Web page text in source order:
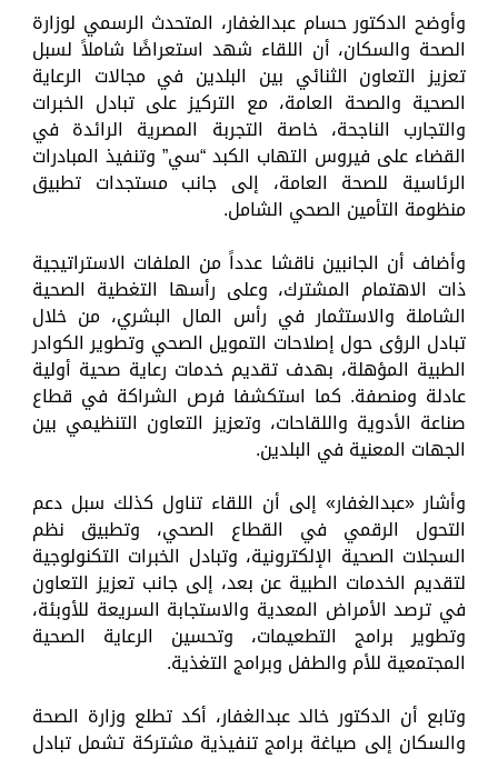
وأوضح الدكتور حسام عبدالغفار، المتحدث الرسمي لوزارة
الصحة والسكان، أن اللقاء شهد استعراضًا شاملاً لسبل
تعزيز التعاون الثنائي بين البلدين في مجالات الرعاية
الصحية والصحة العامة، مع التركيز على تبادل الخبرات
والتجارب الناجحة، خاصة التجربة المصرية الرائدة في
القضاء على فيروس التهاب الكبد “سي” وتنفيذ المبادرات
الرئاسية للصحة العامة، إلى جانب مستجدات تطبيق
منظومة التأمين الصحي الشامل.
وأضاف أن الجانبين ناقشا عدداً من الملفات الاستراتيجية
ذات الاهتمام المشترك، وعلى رأسها التغطية الصحية
الشاملة والاستثمار في رأس المال البشري، من خلال
تبادل الرؤى حول إصلاحات التمويل الصحي وتطوير الكوادر
الطبية المؤهلة، بهدف تقديم خدمات رعاية صحية أولية
عادلة ومنصفة. كما استكشفا فرص الشراكة في قطاع
صناعة الأدوية واللقاحات، وتعزيز التعاون التنظيمي بين
الجهات المعنية في البلدين.
وأشار «عبدالغفار» إلى أن اللقاء تناول كذلك سبل دعم
التحول الرقمي في القطاع الصحي، وتطبيق نظم
السجلات الصحية الإلكترونية، وتبادل الخبرات التكنولوجية
لتقديم الخدمات الطبية عن بعد، إلى جانب تعزيز التعاون
في ترصد الأمراض المعدية والاستجابة السريعة للأوبئة،
وتطوير برامج التطعيمات، وتحسين الرعاية الصحية
المجتمعية للأم والطفل وبرامج التغذية.
وتابع أن الدكتور خالد عبدالغفار، أكد تطلع وزارة الصحة
والسكان إلى صياغة برامج تنفيذية مشتركة تشمل تبادل